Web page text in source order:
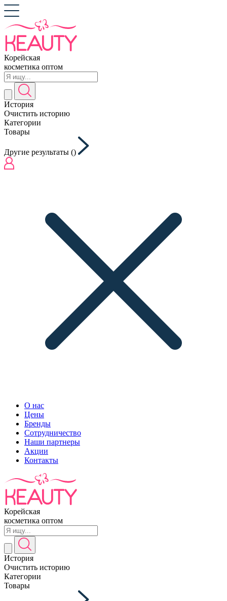
Корейская
косметика оптом
История
Очистить историю
Категории
Товары
Другие результаты ()
О нас
Цены
Бренды
Сотрудничество
Наши партнеры
Акции
Контакты
Корейская
косметика оптом
История
Очистить историю
Категории
Товары